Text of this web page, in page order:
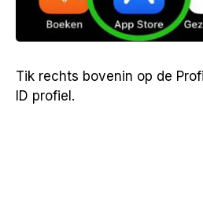
Tik rechts bovenin op de
ID profiel.